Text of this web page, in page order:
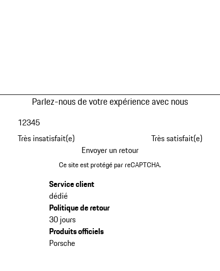
Parlez-nous de votre expérience avec nous
Très insatisfait(e)
12345
Très satisfait(e)
Envoyer un retour
Ce site est protégé par reCAPTCHA.
Service client
dédié
Politique de retour
30 jours
Produits officiels
Porsche